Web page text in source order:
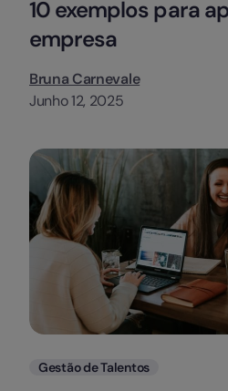
10 exemplos para
empresa
Bruna Carnevale
Junho 12, 2025
Categorias
Gestão de Talentos